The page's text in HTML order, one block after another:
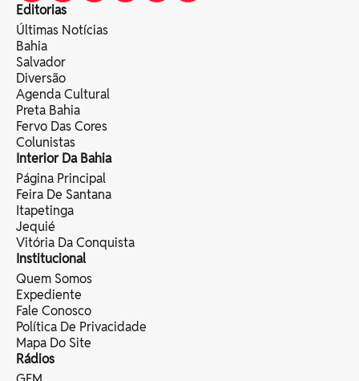
Editorias
Últimas Notícias
Bahia
Salvador
Diversão
Agenda Cultural
Preta Bahia
Fervo Das Cores
Colunistas
Interior Da Bahia
Página Principal
Feira De Santana
Itapetinga
Jequié
Vitória Da Conquista
Institucional
Quem Somos
Expediente
Fale Conosco
Política De Privacidade
Mapa Do Site
Rádios